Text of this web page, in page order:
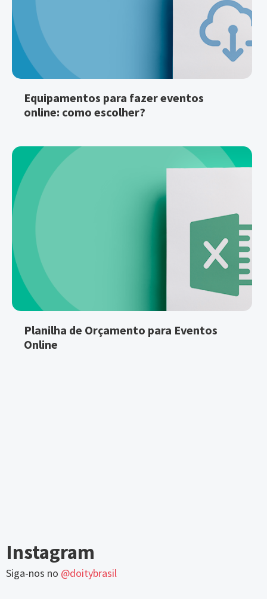
Equipamentos para fazer eventos
online: como escolher?
Planilha de Orçamento para Eventos
Online
Instagram
Siga-nos no @doitybrasil